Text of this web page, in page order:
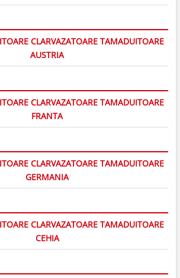
CLARVAZATOARE TAMADUITOARE
AUSTRIA
CLARVAZATOARE TAMADUITOARE
FRANTA
CLARVAZATOARE TAMADUITOARE
GERMANIA
CLARVAZATOARE TAMADUITOARE
CEHIA